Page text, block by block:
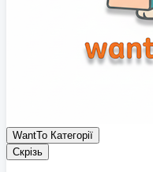
WantTo Категорії
Скрізь